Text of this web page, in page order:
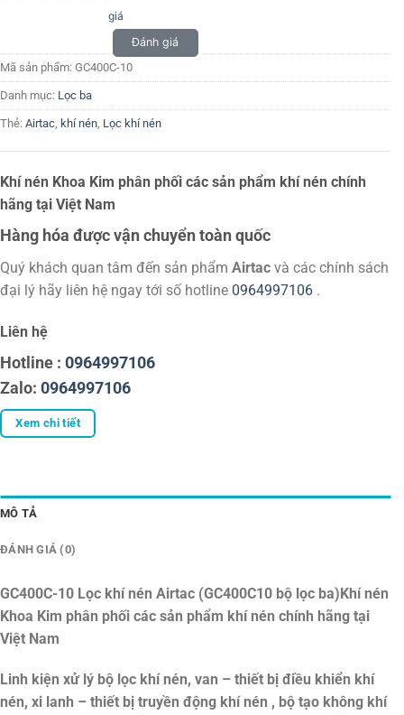
giá
Đánh giá
Mã sản phẩm: GC400C-10
Danh mục: Lọc ba
Thẻ: Airtac, khí nén, Lọc khí nén
Khí nén Khoa Kim phân phối các sản phẩm khí nén chính
hãng tại Việt Nam
Hàng hóa được vận chuyển toàn quốc
Quý khách quan tâm đến sản phẩm Airtac và các chính sách
đại lý hãy liên hệ ngay tới số hotline 0964997106 .
Liên hệ
Hotline : 0964997106
Zalo: 0964997106
Xem chi tiết
MÔ TẢ
ĐÁNH GIÁ (0)
GC400C-10 Lọc khí nén Airtac (GC400C10 bộ lọc ba)Khí nén
Khoa Kim phân phối các sản phẩm khí nén chính hãng tại
Việt Nam
Linh kiện xử lý bộ lọc khí nén, van – thiết bị điều khiển khí
nén, xi lanh – thiết bị truyền động khí nén , bộ tạo không khí